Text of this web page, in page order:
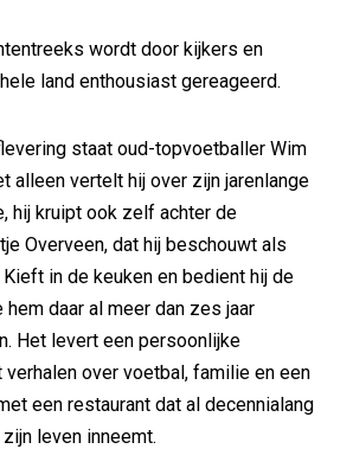
wordt door kijkers en
land enthousiast gereageerd.
staat oud-topvoetballer Wim
alleen vertelt hij over zijn jarenlange
hij kruipt ook zelf achter de
Overveen, dat hij beschouwt als
Kieft in de keuken en bedient hij de
daar al meer dan zes jaar
Het levert een persoonlijke
over voetbal, familie en een
een restaurant dat al decennialang
leven inneemt.